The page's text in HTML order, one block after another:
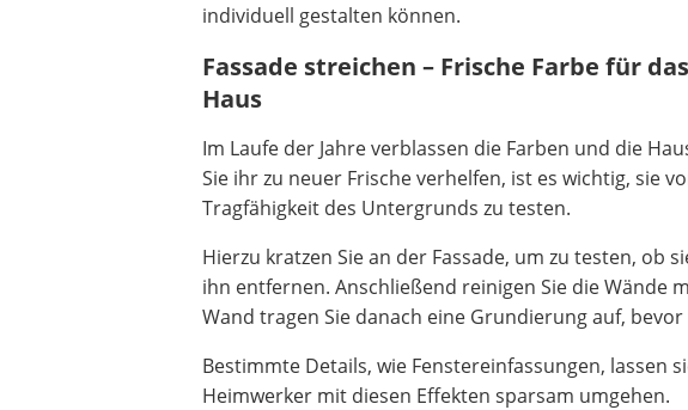
individuell gestalten können.
Fassade streichen – Frische Farbe für das
Haus
Im Laufe der Jahre verblassen die Farben und die
Sie ihr zu neuer Frische verhelfen, ist es wichtig, sie
Tragfähigkeit des Untergrunds zu testen.
Hierzu kratzen Sie an der Fassade, um zu testen,
ihn entfernen. Anschließend reinigen Sie die Wände
Wand tragen Sie danach eine Grundierung auf, bevor
Bestimmte Details, wie Fenstereinfassungen, lassen
Heimwerker mit diesen Effekten sparsam umgehen.